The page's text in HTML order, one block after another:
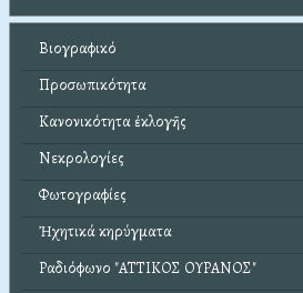
Βιογραφικό
Προσωπικότητα
Κανονικότητα ἐκλογῆς
Νεκρολογίες
Φωτογραφίες
Ἠχητικά κηρύγματα
Ραδιόφωνο "ΑΤΤΙΚΟΣ ΟΥΡΑΝΟΣ"